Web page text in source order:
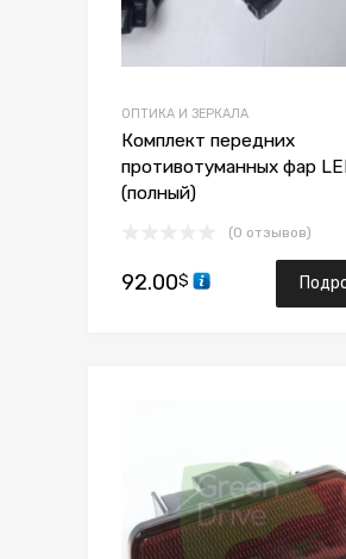
ОПТИКА И ЗЕРКАЛА
Комплект передних
противотуманных фар
(полный)
(0 отзывов)
92.00$